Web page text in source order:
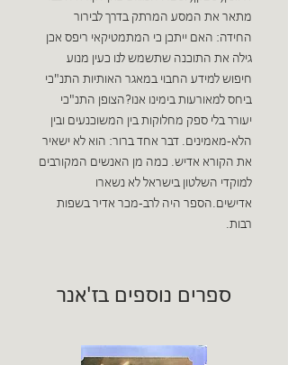
מתאר את המסע המרתק בדרך לבירור
החידה: האם ייתכן כי המתמטיקאי ריפס אכן
גילה את התוכנה שתשמש לנו כעין מנוע
חיפוש למידע החבוי במאגר האותיות התנ"כי
ביחס למאורעות בימינו אנו?הצופן התנ"כי
יעורר בלי ספק מחלוקות בין המשוכנעים ובין
הלא-מאמינים. דבר אחד ברור: הוא לא ישאיר
את הקורא אדיש. כמה מן האנשים המקורבים
למוקדי השלטון בישראל לא נשארו
אדישים.הספר היה לרב-מכר אדיר בשפות
רבות.
ספרים נוספים בז'אנר